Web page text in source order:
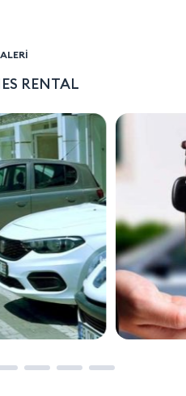
RENTAL